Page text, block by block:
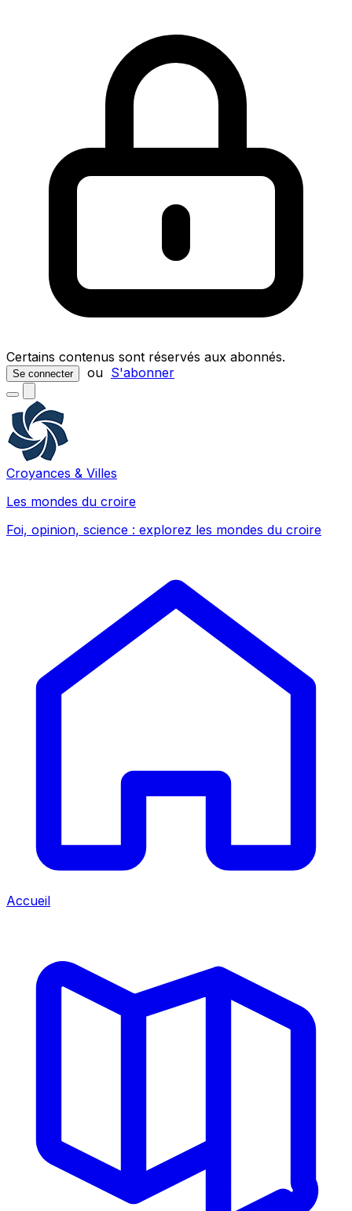
Certains contenus sont réservés aux abonnés.
Se connecter ou S'abonner
Croyances & Villes
Les mondes du croire
Foi, opinion, science : explorez les mondes du croire
Accueil